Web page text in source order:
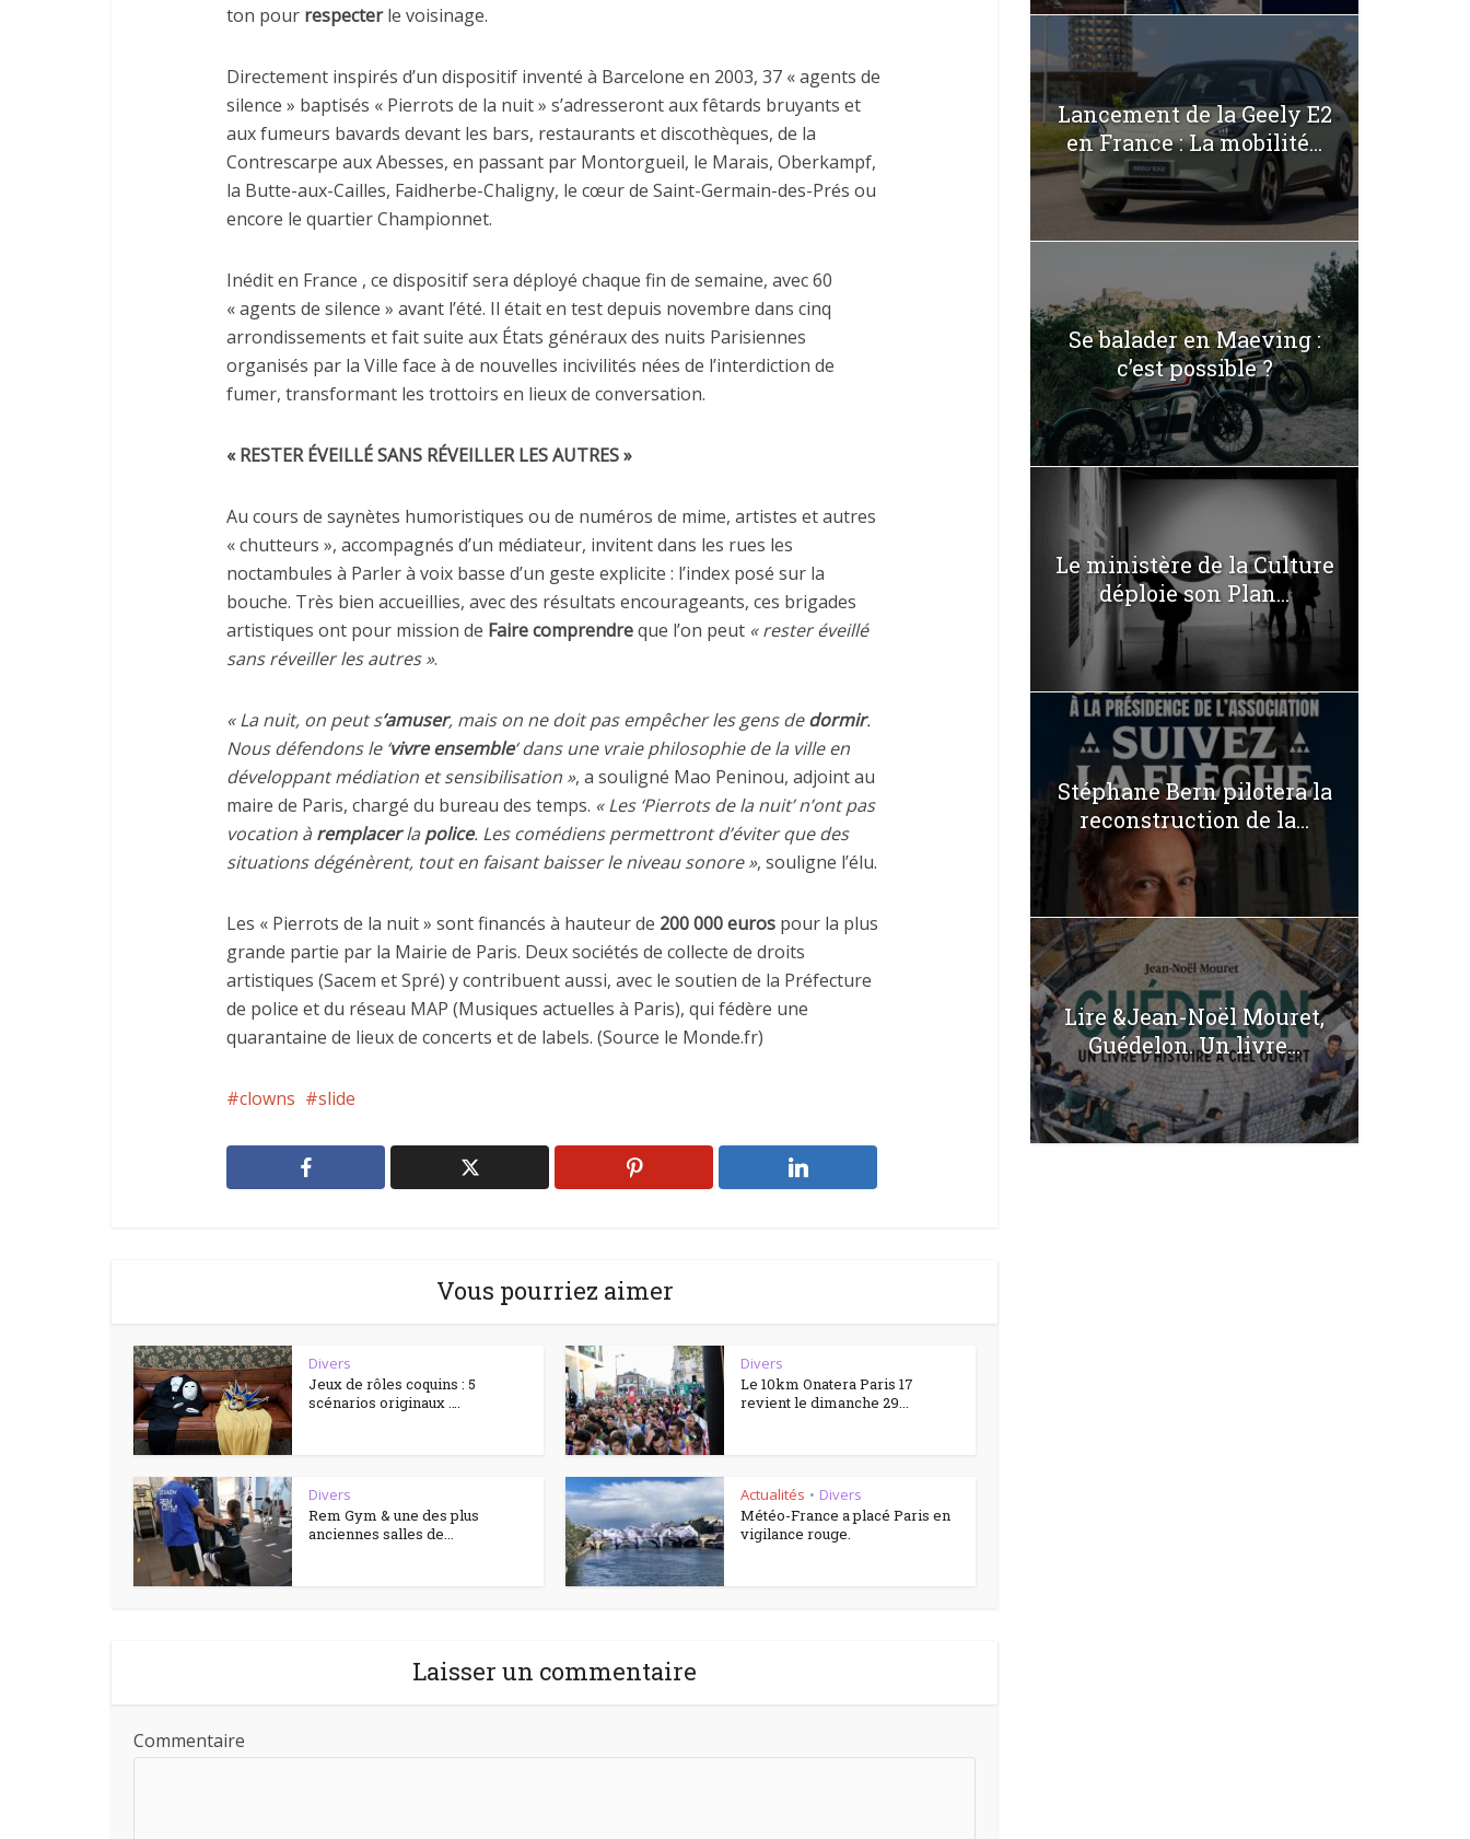
ton pour respecterle voisinage.
Directement inspirés d’un dispositif inventé à Barcelone en 2003, 37 « agents de
silence » baptisés « Pierrots de la nuit » s’adresseront aux fêtards bruyants et
aux fumeurs bavards devant les bars, restaurants et discothèques, de la
Contrescarpe aux Abesses, en passant par Montorgueil, le Marais, Oberkampf,
la Butte-aux-Cailles, Faidherbe-Chaligny, le cœur de Saint-Germain-des-Prés ou
encore le quartier Championnet.
Inédit en France , ce dispositif sera déployé chaque fin de semaine, avec 60
« agents de silence » avant l’été. Il était en test depuis novembre dans cinq
arrondissements et fait suite aux États généraux des nuits Parisiennes
organisés par la Ville face à de nouvelles incivilités nées de l’interdiction de
fumer, transformant les trottoirs en lieux de conversation.
« RESTER ÉVEILLÉ SANS RÉVEILLER LES AUTRES »
Au cours de saynètes humoristiques ou de numéros de mime, artistes et autres
« chutteurs », accompagnés d’un médiateur, invitent dans les rues les
noctambules à Parler à voix basse d’un geste explicite : l’index posé sur la
bouche. Très bien accueillies, avec des résultats encourageants, ces brigades
artistiques ont pour mission de Fairecomprendreque l’on peut « rester éveillé
sans réveiller les autres ».
« La nuit, on peut s‘amuser, mais on ne doit pas empêcher les gens dedormir.
Nous défendons le ‘vivre ensemble‘ dans une vraie philosophie de la ville en
développant médiation et sensibilisation », a souligné Mao Peninou, adjoint au
maire de Paris, chargé du bureau des temps. « Les ‘Pierrots de la nuit’ n’ont pas
vocation à remplacerla police. Les comédiens permettront d’éviter que des
situations dégénèrent, tout en faisant baisser le niveau sonore », souligne l’élu.
Les « Pierrots de la nuit » sont financés à hauteur de 200 000 euros pour la plus
grande partie par la Mairie de Paris. Deux sociétés de collecte de droits
artistiques (Sacem et Spré) y contribuent aussi, avec le soutien de la Préfecture
de police et du réseau MAP (Musiques actuelles à Paris), qui fédère une
quarantaine de lieux de concerts et de labels. (Source le Monde.fr)
clowns slide
Vous pourriez aimer
Divers
Jeux de rôles coquins : 5
scénarios originaux ….
Divers
Le 10km Onatera Paris 17
revient le dimanche 29...
Divers
Rem Gym & une des plus
anciennes salles de...
Actualités • Divers
Météo-France a placé Paris en
vigilance rouge.
Laisser un commentaire
Commentaire
Lancement de la Geely E2
en France : La mobilité...
Se balader en Maeving :
c’est possible ?
Le ministère de la Culture
déploie son Plan...
Stéphane Bern pilotera la
reconstruction de la...
Lire &Jean-Noël Mouret,
Guédelon. Un livre...